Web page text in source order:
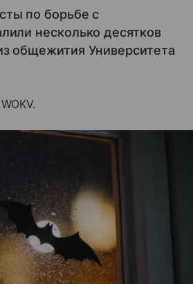
по борьбе с
несколько десятков
общежития Университета